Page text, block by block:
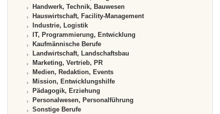
Handwerk, Technik, Bauwesen
Hauswirtschaft, Facility-Management
Industrie, Logistik
IT, Programmierung, Entwicklung
Kaufmännische Berufe
Landwirtschaft, Landschaftsbau
Marketing, Vertrieb, PR
Medien, Redaktion, Events
Mission, Entwicklungshilfe
Pädagogik, Erziehung
Personalwesen, Personalführung
Sonstige Berufe